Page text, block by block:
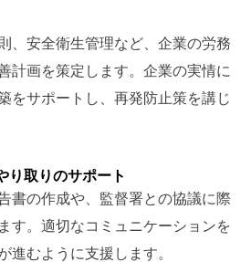
、安全衛生管理など、企業の労務
計画を策定します。企業の実情に
をサポートし、再発防止策を講じ
り取りのサポート
書の作成や、監督署との協議に際
す。適切なコミュニケーションを
進むように支援します。